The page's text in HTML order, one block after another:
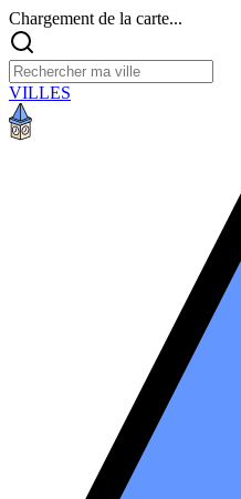
Chargement de la carte...
VILLES